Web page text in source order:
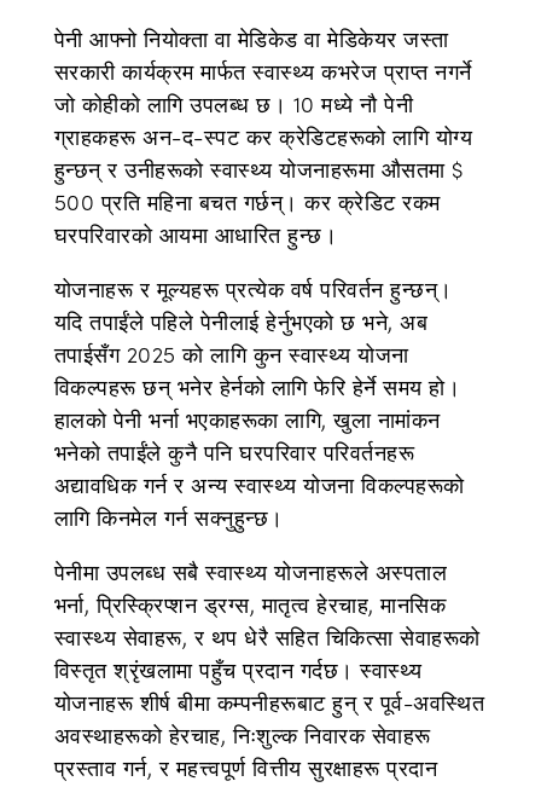
पेनी आफ्नो नियोक्ता वा मेडिकेड वा मेडिकेयर जस्ता
सरकारी कार्यक्रम मार्फत स्वास्थ्य कभरेज प्राप्त नगर्ने
जो कोहीको लागि उपलब्ध छ। 10 मध्ये नौ पेनी
ग्राहकहरू अन-द-स्पट कर क्रेडिटहरूको लागि योग्य
हुन्छन् र उनीहरूको स्वास्थ्य योजनाहरूमा औसतमा $
500 प्रति महिना बचत गर्छन्। कर क्रेडिट रकम
घरपरिवारको आयमा आधारित हुन्छ।
योजनाहरू र मूल्यहरू प्रत्येक वर्ष परिवर्तन हुन्छन्।
यदि तपाईंले पहिले पेनीलाई हेर्नुभएको छ भने, अब
तपाईसँग 2025 को लागि कुन स्वास्थ्य योजना
विकल्पहरू छन् भनेर हेर्नको लागि फेरि हेर्ने समय हो।
हालको पेनी भर्ना भएकाहरूका लागि, खुला नामांकन
भनेको तपाईंले कुनै पनि घरपरिवार परिवर्तनहरू
अद्यावधिक गर्न र अन्य स्वास्थ्य योजना विकल्पहरूको
लागि किनमेल गर्न सक्नुहुन्छ।
पेनीमा उपलब्ध सबै स्वास्थ्य योजनाहरूले अस्पताल
भर्ना, प्रिस्क्रिप्शन ड्रग्स, मातृत्व हेरचाह, मानसिक
स्वास्थ्य सेवाहरू, र थप धेरै सहित चिकित्सा सेवाहरूको
विस्तृत श्रृंखलामा पहुँच प्रदान गर्दछ। स्वास्थ्य
योजनाहरू शीर्ष बीमा कम्पनीहरूबाट हुन् र पूर्व-अवस्थित
अवस्थाहरूको हेरचाह, निःशुल्क निवारक सेवाहरू
प्रस्ताव गर्न, र महत्त्वपूर्ण वित्तीय सुरक्षाहरू प्रदान